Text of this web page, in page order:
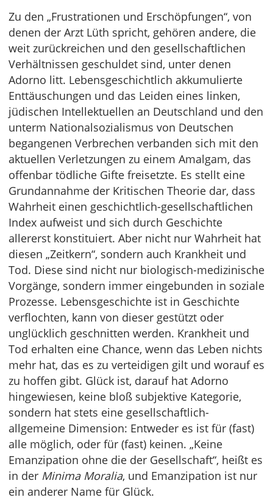
Zu den „Frustrationen und Erschöpfungen“, von
denen der Arzt Lüth spricht, gehören andere, die
weit zurückreichen und den gesellschaftlichen
Verhältnissen geschuldet sind, unter denen
Adorno litt. Lebensgeschichtlich akkumulierte
Enttäuschungen und das Leiden eines linken,
jüdischen Intellektuellen an Deutschland und den
unterm Nationalsozialismus von Deutschen
begangenen Verbrechen verbanden sich mit den
aktuellen Verletzungen zu einem Amalgam, das
offenbar tödliche Gifte freisetzte. Es stellt eine
Grundannahme der Kritischen Theorie dar, dass
Wahrheit einen geschichtlich-gesellschaftlichen
Index aufweist und sich durch Geschichte
allererst konstituiert. Aber nicht nur Wahrheit hat
diesen „Zeitkern“, sondern auch Krankheit und
Tod. Diese sind nicht nur biologisch-medizinische
Vorgänge, sondern immer eingebunden in soziale
Prozesse. Lebensgeschichte ist in Geschichte
verflochten, kann von dieser gestützt oder
unglücklich geschnitten werden. Krankheit und
Tod erhalten eine Chance, wenn das Leben nichts
mehr hat, das es zu verteidigen gilt und worauf es
zu hoffen gibt. Glück ist, darauf hat Adorno
hingewiesen, keine bloß subjektive Kategorie,
sondern hat stets eine gesellschaftlich-
allgemeine Dimension: Entweder es ist für (fast)
alle möglich, oder für (fast) keinen. „Keine
Emanzipation ohne die der Gesellschaft“, heißt es
in der Minima Moralia, und Emanzipation ist nur
ein anderer Name für Glück.